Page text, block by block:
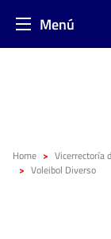
Menú
Home Vicerrectoría
Voleibol Diverso